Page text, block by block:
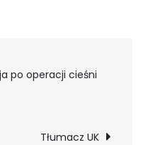
po operacji cieśni
Tłumacz UK